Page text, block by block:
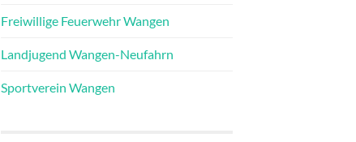
Freiwillige Feuerwehr Wangen
Landjugend Wangen-Neufahrn
Sportverein Wangen